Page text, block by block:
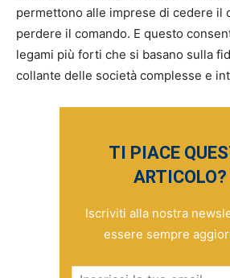
permettono alle imprese di cedere il
perdere il comando. E questo
legami più forti che si basano sulla
collante delle società complesse e
TI PIACE
ARTICOLO?
Iscriviti alla nostra
essere sempre